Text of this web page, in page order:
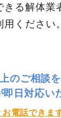
きる解体業
ください。
のご相談
日対応い